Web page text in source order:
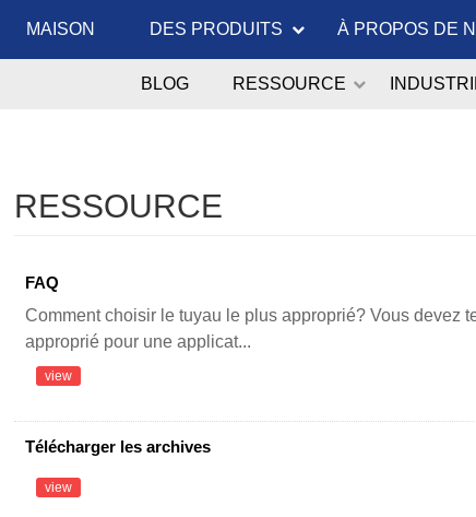
MAISON DES PRODUITS À PROPOS DE
BLOG RESSOURCE
RESSOURCE
FAQ
Comment choisir le tuyau le plus approprié? Vous devez
approprié pour une applicat...
view
Télécharger les archives
view